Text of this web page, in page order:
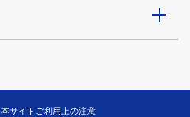
本サイトご利用上の注意